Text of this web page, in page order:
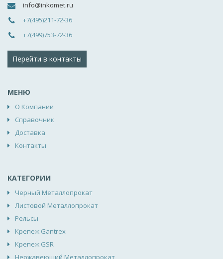
info@inkomet.ru
+7(495)211-72-36
+7(499)753-72-36
Перейти в контакты
МЕНЮ
О Компании
Справочник
Доставка
Контакты
КАТЕГОРИИ
Черный Металлопрокат
Листовой Металлопрокат
Рельсы
Крепеж Gantrex
Крепеж GSR
Нержавеющий Металлопрокат